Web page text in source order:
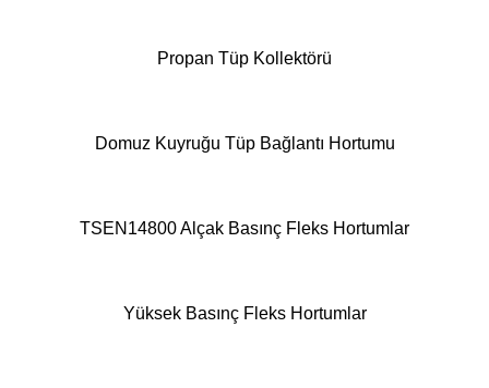
Propan Tüp Kollektörü
Domuz Kuyruğu Tüp Bağlantı Hortumu
TSEN14800 Alçak Basınç Fleks Hortumlar
Yüksek Basınç Fleks Hortumlar